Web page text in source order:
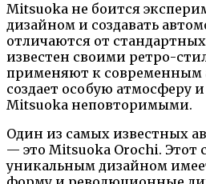
Mitsuoka не боится
дизайном и создавать
отличаются от
известен своими ретро-
применяют к современным
создает особую атмосферу
Mitsuoka неповторимыми.
Один из самых известных
— это Mitsuoka Orochi. Этот
уникальным дизайном